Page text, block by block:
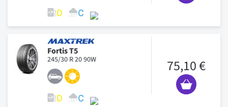
Fortis T5
245/30 R 20 90W 75,10 €